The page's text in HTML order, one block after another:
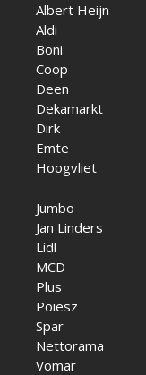
Albert Heijn
Aldi
Boni
Coop
Deen
Dekamarkt
Dirk
Emte
Hoogvliet
Jumbo
Jan Linders
Lidl
MCD
Plus
Poiesz
Spar
Nettorama
Vomar